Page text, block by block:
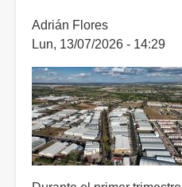
Adrián Flores
Lun, 13/07/2026 - 14:29